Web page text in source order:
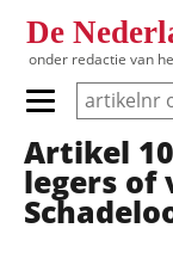
De
onder redactie van
Primair menu
Artikel
legers of